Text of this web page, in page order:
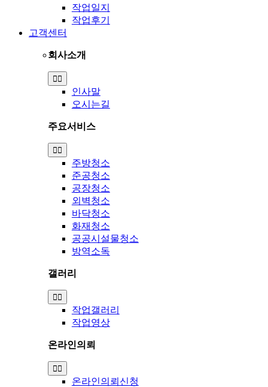
작업일지
작업후기
고객센터
회사소개
Toggle
Navigation
인사말
오시는길
주요서비스
Toggle
Navigation
주방청소
준공청소
공장청소
외벽청소
바닥청소
화재청소
공공시설물청소
방역소독
갤러리
Toggle
Navigation
작업갤러리
작업영상
온라인의뢰
Toggle
Navigation
온라인의뢰신청